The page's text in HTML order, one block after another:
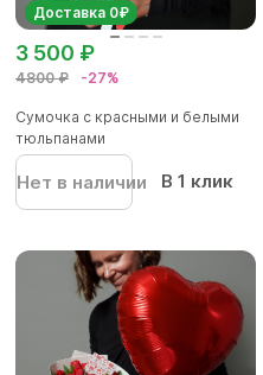
Доставка 0₽
4800 ₽ -27%
3 500 ₽
Сумочка с красными и белыми
тюльпанами
Нет в наличии В 1 клик